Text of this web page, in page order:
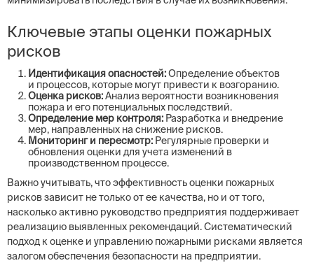
Ключевые этапы оценки пожарных
рисков
Идентификация опасностей:Определение объектов
и процессов, которые могут привести к возгоранию.
Оценка рисков:Анализ вероятности возникновения
пожара и его потенциальных последствий.
Определение мер контроля: Разработка и внедрение
мер, направленных на снижение рисков.
Мониторинг и пересмотр: Регулярные проверки и
обновления оценки для учета изменений в
производственном процессе.
Важно учитывать, что эффективность оценки пожарных
рисков зависит не только от ее качества, но и от того,
насколько активно руководство предприятия поддерживает
реализацию выявленных рекомендаций. Систематический
подход к оценке и управлению пожарными рисками является
залогом обеспечения безопасности на предприятии.